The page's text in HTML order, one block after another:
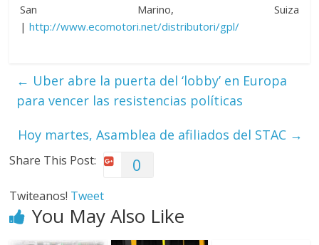
San Marino, Suiza
|http://www.ecomotori.net/distributori/gpl/
← Uber abre la puerta del ‘lobby’ en Europa
para vencer las resistencias políticas
Hoy martes, Asamblea de afiliados del STAC →
Share This Post: 0
Twiteanos! Tweet
You May Also Like